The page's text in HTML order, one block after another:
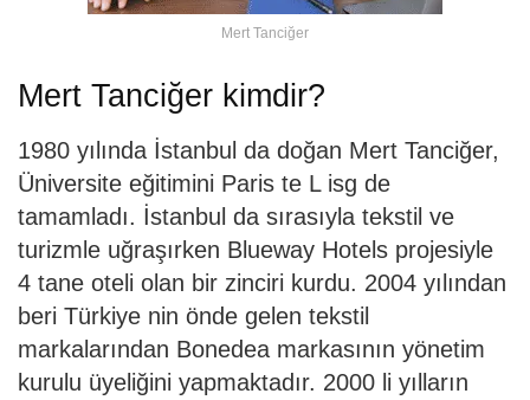
Mert Tanciğer
Mert Tanciğer kimdir?
1980 yılında İstanbul da doğan Mert Tanciğer,
Üniversite eğitimini Paris te L isg de
tamamladı. İstanbul da sırasıyla tekstil ve
turizmle uğraşırken Blueway Hotels projesiyle
4 tane oteli olan bir zinciri kurdu. 2004 yılından
beri Türkiye nin önde gelen tekstil
markalarından Bonedea markasının yönetim
kurulu üyeliğini yapmaktadır. 2000 li yılların